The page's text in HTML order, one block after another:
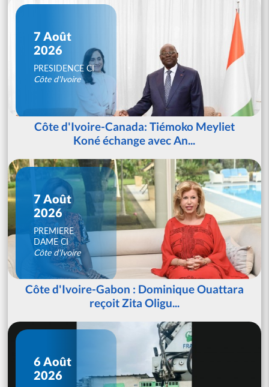
7 Août
2026
PRESIDENCE CI
Côte d'Ivoire
Côte d'Ivoire-Canada: Tiémoko Meyliet
Koné échange avec An...
7 Août
2026
PREMIERE
DAME CI
Côte d'Ivoire
Côte d'Ivoire-Gabon : Dominique Ouattara
reçoit Zita Oligu...
6 Août
2026